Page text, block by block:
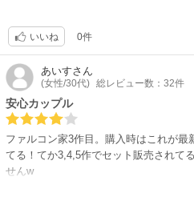
出逢いから結末まで、順調ではないに
じ。
彼の業界の中での立ち位置がわからな
話題作りも仕事なのでは？と思う一方
るための便宜的な交際がだんだん本物
ージュ交際を勧めたプロダクションの
を歓迎。日本なら、女性ファンが離れ
オーケーしないというのにこの違い。
いいね 0件
あいすさん
(女性/30代) 総レビュー数：32件
安心カップル
ファルコン家3作目。購入時はこれが最
てる！てか3,4,5作でセット販売されて
せんw